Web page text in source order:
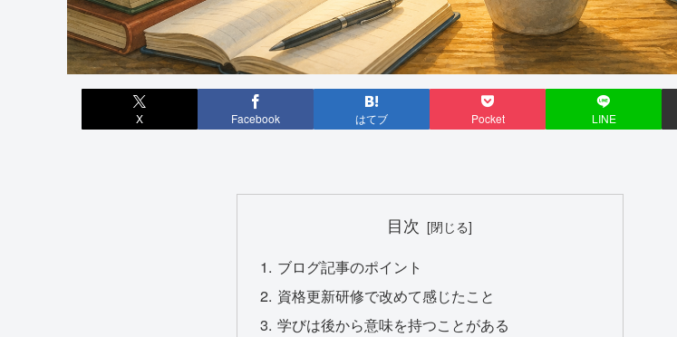
X Facebook はてブ Pocket LINE
目次
ブログ記事のポイント
資格更新研修で改めて感じたこと
学びは後から意味を持つことがある